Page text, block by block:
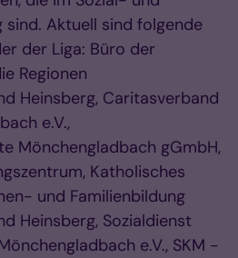
Aktuell sind folgende
der Liga: Büro der
Regionen
Heinsberg, Caritasverband
e.V.,
Mönchengladbach gGmbH,
Katholisches
und Familienbildung
Heinsberg, Sozialdienst
e.V., SKM -